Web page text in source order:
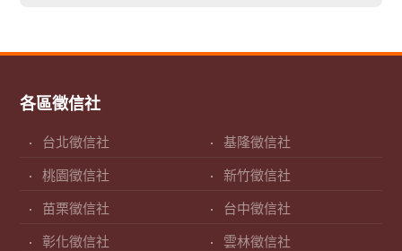
各區徵信社
台北徵信社 基隆徵信社
桃園徵信社 新竹徵信社
苗栗徵信社 台中徵信社
彰化徵信社 雲林徵信社